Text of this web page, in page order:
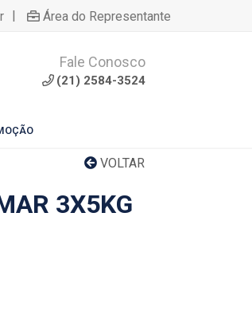
| Área do Representante
Fale Conosco
(21) 2584-3524
VOLTAR
3X5KG